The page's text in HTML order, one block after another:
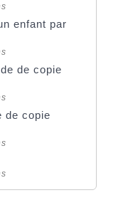
enfant par
de copie
de copie